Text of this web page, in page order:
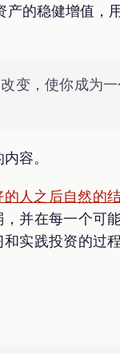
的稳健增值，
变，使你成为
容。
人之后自然的
并在每一个可
实践投资的过